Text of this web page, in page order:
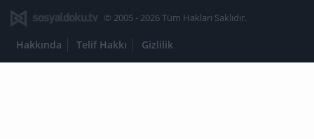
© 2005 - 2026 Tüm Hakları Saklıdır.
Hakkında Telif Hakkı Gizlilik